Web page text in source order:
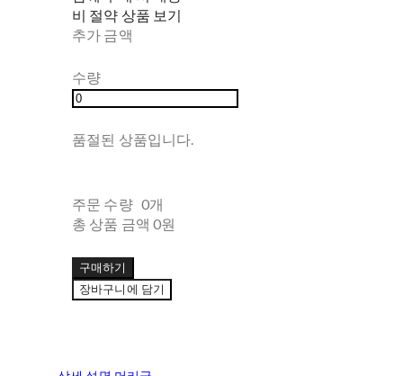
비 절약 상품 보기
추가 금액
수량
품절된 상품입니다.
주문 수량 0개
총 상품 금액 0원
구매하기
장바구니에 담기